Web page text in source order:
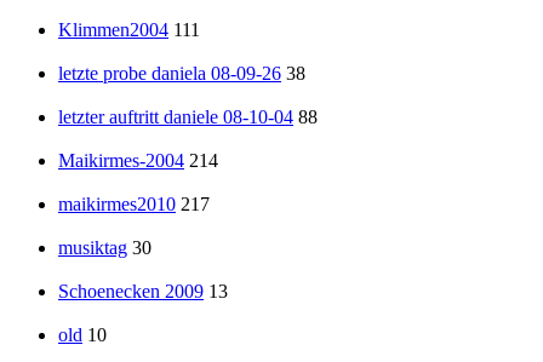
Klimmen2004 111
letzte probe daniela 08-09-26 38
letzter auftritt daniele 08-10-04 88
Maikirmes-2004 214
maikirmes2010 217
musiktag 30
Schoenecken 2009 13
old 10